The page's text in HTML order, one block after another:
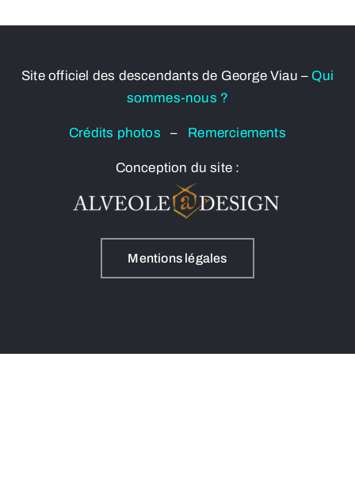
Site officiel des descendants de George Viau – Qui
sommes-nous ?
Crédits photos– Remerciements
Conception du site :
Mentions légales